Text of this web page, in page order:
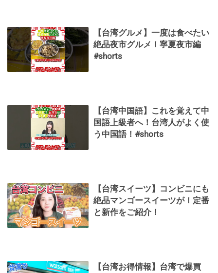
【台湾グルメ】一度は食べたい
絶品夜市グルメ！寧夏夜市編
#shorts
【台湾中国語】これを覚えて中
国語上級者へ！台湾人がよく使
う中国語！#shorts
【台湾スイーツ】コンビニにも
絶品マンゴースイーツが！定番
と新作をご紹介！
【台湾お得情報】台湾で爆買